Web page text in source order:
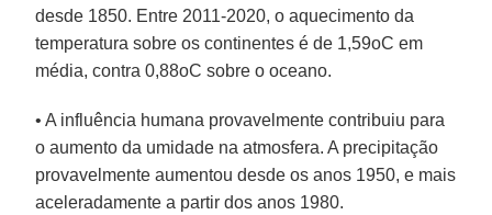
desde 1850. Entre 2011-2020, o aquecimento da
temperatura sobre os continentes é de 1,59oC em
média, contra 0,88oC sobre o oceano.
• A influência humana provavelmente contribuiu para
o aumento da umidade na atmosfera. A precipitação
provavelmente aumentou desde os anos 1950, e mais
aceleradamente a partir dos anos 1980.